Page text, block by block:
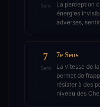
Sens
La perception
énergies
adverses,
7
Sens
7e Sens
La vitesse de
permet de
résister à des
niveau des